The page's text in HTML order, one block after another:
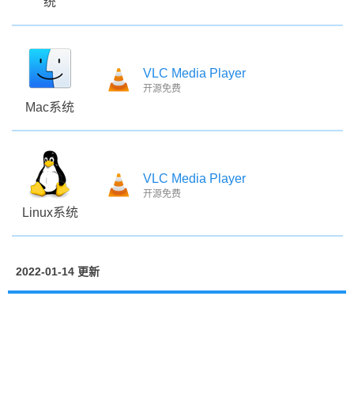
Mac系统
VLC Media Player
开源免费
Linux系统
VLC Media Player
开源免费
2022-01-14 更新